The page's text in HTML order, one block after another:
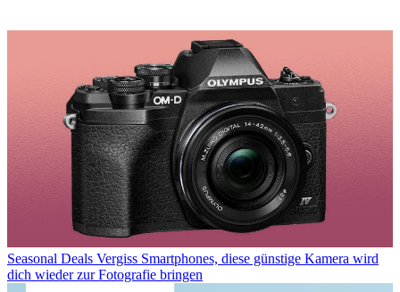
Seasonal Deals Vergiss Smartphones, diese günstige Kamera wird
dich wieder zur Fotografie bringen